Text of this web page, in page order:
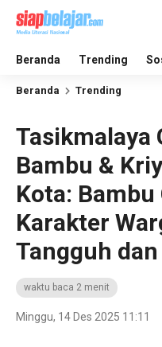
Beranda Trending
Beranda Trending
Tasikmalaya
Bambu &
Kota:
Karakter
Tangguh
waktu baca 2 menit
Minggu, 14 Des 2025 11:11